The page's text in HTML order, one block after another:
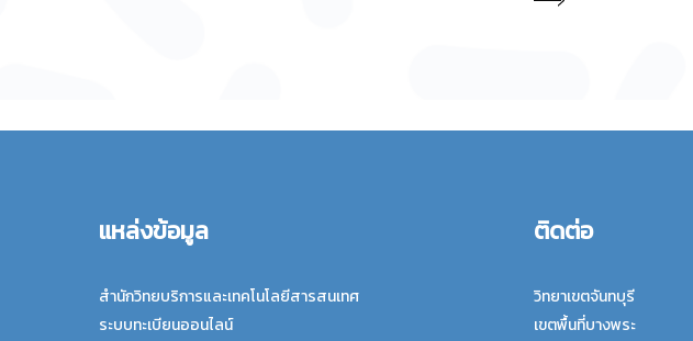
แหล่งข้อมูล
สำนักวิทยบริการและเทคโนโลยีสารสนเทศ
ระบบทะเบียนออนไลน์
ติดต่อ
วิทยาเขตจันทบุรี
เขตพื้นที่บางพระ